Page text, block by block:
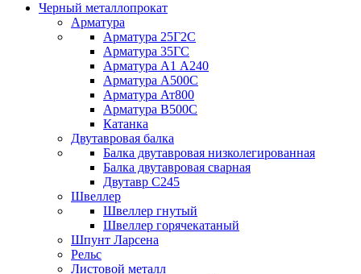
Черный металлопрокат
Арматура
Арматура 25Г2С
Арматура 35ГС
Арматура А1 А240
Арматура А500С
Арматура Ат800
Арматура В500С
Катанка
Двутавровая балка
Балка двутавровая низколегированная
Балка двутавровая сварная
Двутавр С245
Швеллер
Швеллер гнутый
Швеллер горячекатаный
Шпунт Ларсена
Рельс
Листовой металл